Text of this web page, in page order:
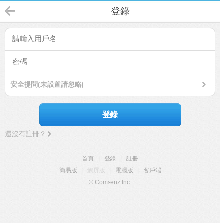
登錄
安全提問(未設置請忽略)
登錄
還沒有註冊？
首頁 登錄
註冊
簡易版
觸屏版 電腦版
客戶端
© Comsenz Inc.